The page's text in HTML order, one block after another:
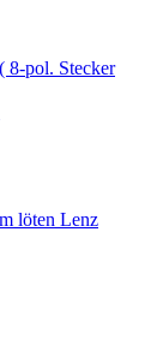
Lenz